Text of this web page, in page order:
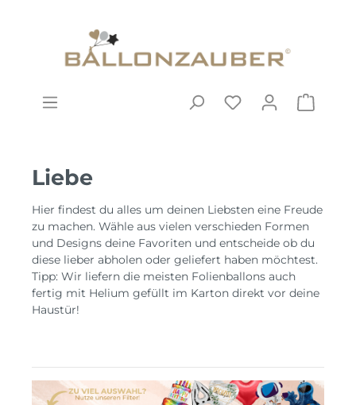
Liebe
Hier findest du alles um deinen Liebsten eine Freude
zu machen. Wähle aus vielen verschieden Formen
und Designs deine Favoriten und entscheide ob du
diese lieber abholen oder geliefert haben möchtest.
Tipp: Wir liefern die meisten Folienballons auch
fertig mit Helium gefüllt im Karton direkt vor deine
Haustür!